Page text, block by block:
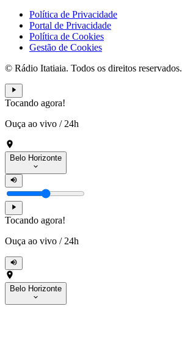
Política de Privacidade
Portal de Privacidade
Política de Cookies
Gestão de Cookies
© Rádio Itatiaia. Todos os direitos reservados.
Tocando agora!
Ouça ao vivo / 24h
Belo Horizonte
Tocando agora!
Ouça ao vivo / 24h
Belo Horizonte